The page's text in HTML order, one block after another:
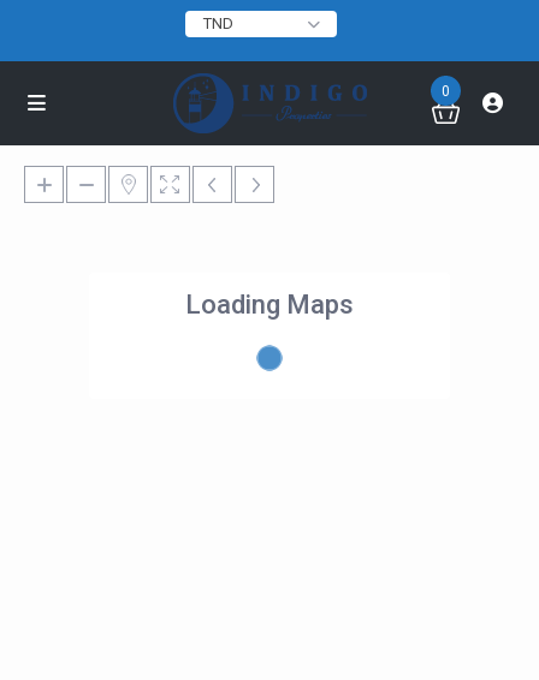
TND
0
Loading Maps